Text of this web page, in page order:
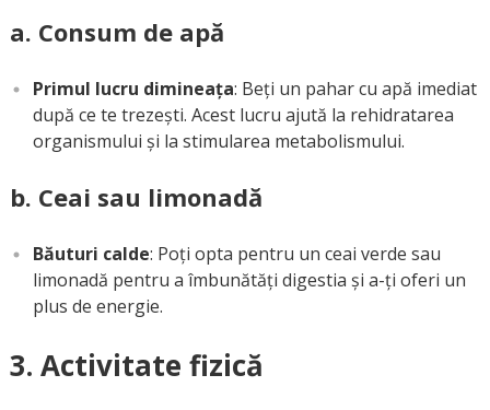
a. Consum de apă
Primul lucru dimineața: Beți un pahar cu apă imediat
după ce te trezești. Acest lucru ajută la rehidratarea
organismului și la stimularea metabolismului.
b. Ceai sau limonadă
Băuturi calde: Poți opta pentru un ceai verde sau
limonadă pentru a îmbunătăți digestia și a-ți oferi un
plus de energie.
3. Activitate fizică